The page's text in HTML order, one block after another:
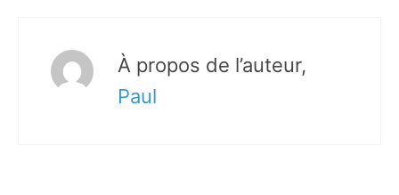
À propos de l’auteur,
Paul